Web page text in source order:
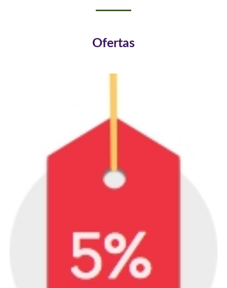
Ofertas